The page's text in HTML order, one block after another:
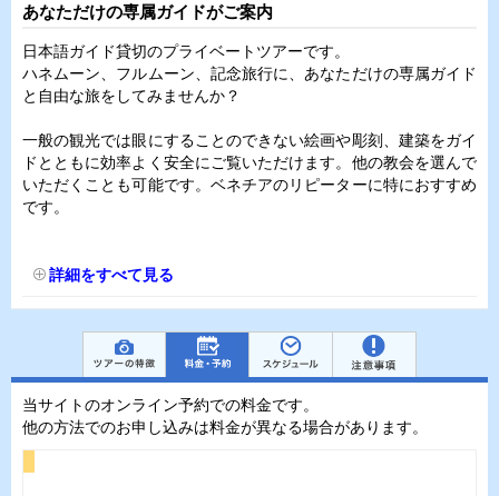
あなただけの専属ガイドがご案内
日本語ガイド貸切のプライベートツアーです。
ハネムーン、フルムーン、記念旅行に、あなただけの専属ガイド
と自由な旅をしてみませんか？
一般の観光では眼にすることのできない絵画や彫刻、建築をガイ
ドとともに効率よく安全にご覧いただけます。他の教会を選んで
いただくことも可能です。ベネチアのリピーターに特におすすめ
です。
詳細をすべて見る
当サイトのオンライン予約での料金です。
他の方法でのお申し込みは料金が異なる場合があります。